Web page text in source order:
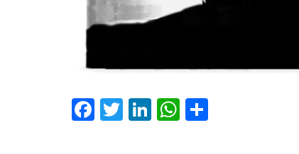
Facebook
Twitter
LinkedIn
WhatsApp